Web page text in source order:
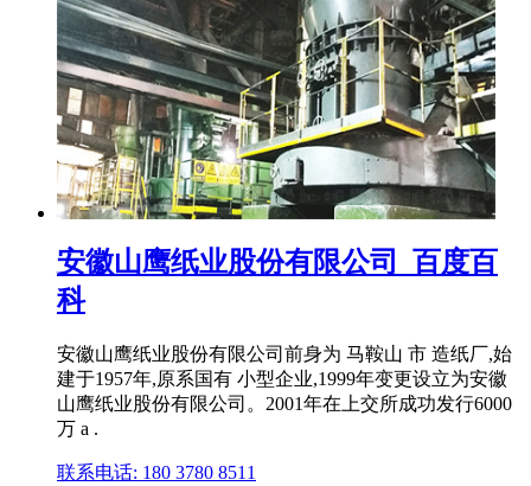
安徽山鹰纸业股份有限公司_百度百
科
安徽山鹰纸业股份有限公司前身为 马鞍山 市 造纸厂,始
建于1957年,原系国有 小型企业,1999年变更设立为安徽
山鹰纸业股份有限公司。2001年在上交所成功发行6000
万 a .
联系电话: 180 3780 8511